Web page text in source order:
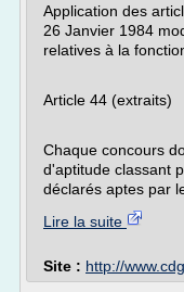
Application des
26 Janvier 1984
relatives à la
Article 44 (extraits)
Chaque concours
d'aptitude classant
déclarés aptes par
Lire la suite
Site : http://